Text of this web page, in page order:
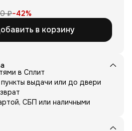
₽−42%
в корзину
в Сплит
выдачи или до двери
СБП или наличными